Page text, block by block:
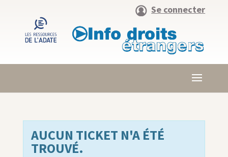
Se connecter
AUCUN TICKET N'A ÉTÉ
TROUVÉ.